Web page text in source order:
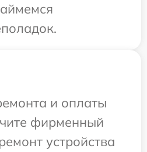
и оплаты
фирменный
устройства